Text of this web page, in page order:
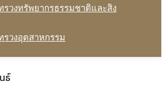
รวงทรัพยากรธรรมชาติและสิง
รวงอุตสาหกรรม
ธ์